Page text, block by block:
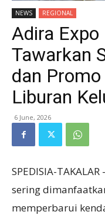
NEWS REGIONAL
Adira Expo
Tawarkan
dan
Liburan
6 June, 2026
SPEDISIA-
sering
memperbarui